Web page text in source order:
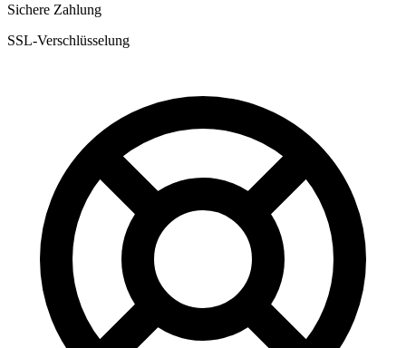
Sichere Zahlung
SSL-Verschlüsselung